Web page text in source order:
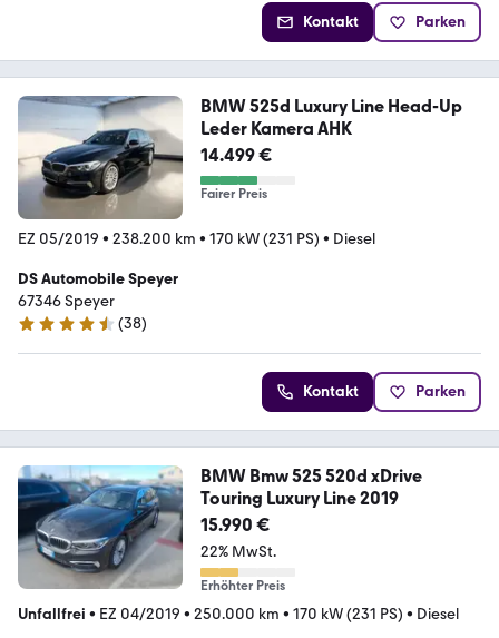
Kontakt Parken
BMW 525d Luxury Line Head-Up
Leder Kamera AHK
14.499 €
Fairer Preis
EZ 05/2019 • 238.200 km • 170 kW (231 PS) • Diesel
DS Automobile Speyer
67346 Speyer
4.6 Sterne
(38)
Kontakt Parken
BMW Bmw 525 520d xDrive
Touring Luxury Line 2019
15.990 €
22% MwSt.
Erhöhter Preis
Unfallfrei • EZ 04/2019 • 250.000 km • 170 kW (231 PS) • Diesel